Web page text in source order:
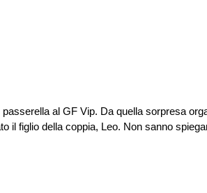
al GF Vip. Da quella sorpresa
il figlio della coppia, Leo. Non sanno